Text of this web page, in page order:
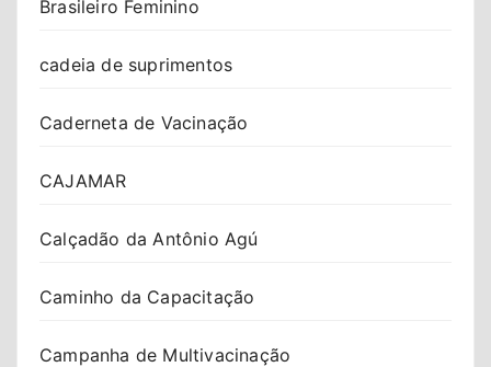
Brasileiro Feminino
cadeia de suprimentos
Caderneta de Vacinação
CAJAMAR
Calçadão da Antônio Agú
Caminho da Capacitação
Campanha de Multivacinação